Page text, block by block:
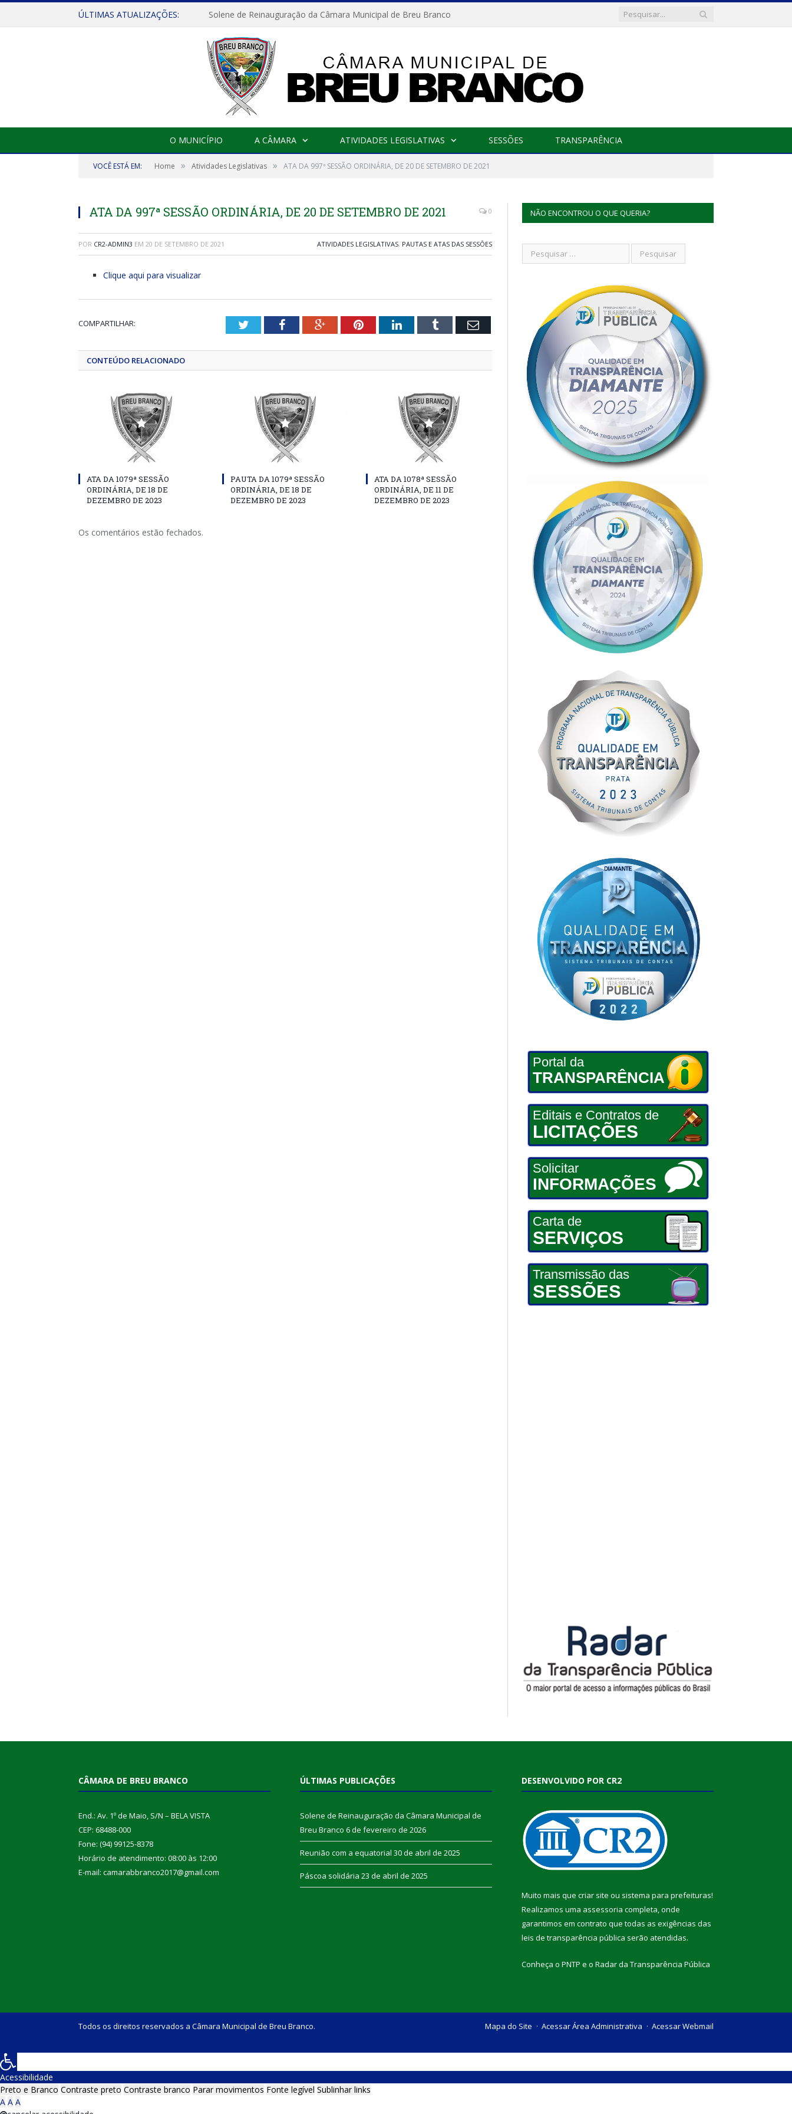
ÚLTIMAS ATUALIZAÇÕES: Solene de Reinauguração da Câmara Municipal de Breu Branco
O MUNICÍPIO A CÂMARA ATIVIDADES LEGISLATIVAS SESSÕES TRANSPARÊNCIA
VOCÊ ESTÁ EM: Home » Atividades Legislativas » ATA DA 997ª SESSÃO ORDINÁRIA, DE 20 DE SETEMBRO DE 2021
ATA DA 997ª SESSÃO ORDINÁRIA, DE 20 DE SETEMBRO DE 2021 0
POR CR2-ADMIN3 EM 20 DE SETEMBRO DE 2021 ATIVIDADES LEGISLATIVAS, PAUTAS E ATAS DAS SESSÕES
Clique aqui para visualizar
COMPARTILHAR: TwitterFacebookGoogle+PinterestLinkedInTumblr Email
CONTEÚDO RELACIONADO
ATA DA 1079ª SESSÃO
ORDINÁRIA, DE 18 DE
DEZEMBRO DE 2023
PAUTA DA 1079ª SESSÃO
ORDINÁRIA, DE 18 DE
DEZEMBRO DE 2023
ATA DA 1078ª SESSÃO
ORDINÁRIA, DE 11 DE
DEZEMBRO DE 2023
Os comentários estão fechados.
NÃO ENCONTROU O QUE QUERIA?
Portal da
TRANSPARÊNCIA
Editais e Contratos de
LICITAÇÕES
Solicitar
INFORMAÇÕES
Carta de
SERVIÇOS
Transmissão das
SESSÕES
CÂMARA DE BREU BRANCO
End.: Av. 1º de Maio, S/N – BELA VISTA
CEP: 68488-000
Fone: (94) 99125-8378
Horário de atendimento: 08:00 às 12:00
E-mail: camarabbranco2017@gmail.com
ÚLTIMAS PUBLICAÇÕES
Solene de Reinauguração da Câmara Municipal de
Breu Branco 6 de fevereiro de 2026
Reunião com a equatorial 30 de abril de 2025
Páscoa solidária 23 de abril de 2025
DESENVOLVIDO POR CR2
Muito mais que criar site ou sistema para prefeituras!
Realizamos uma assessoria completa, onde
garantimos em contrato que todas as exigências das
leis de transparência pública serão atendidas.
Conheça o PNTP e o Radar da Transparência Pública
Todos os direitos reservados a Câmara Municipal de Breu Branco. Mapa do Site Acessar Área Administrativa Acessar Webmail
Acessibilidade
Preto e Branco Contraste preto Contraste branco Parar movimentos Fonte legível Sublinhar links
A A A